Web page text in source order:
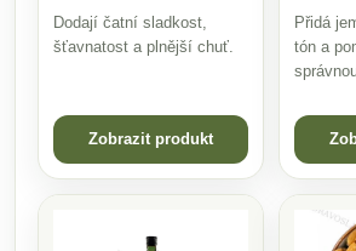
Dodají čatní sladkost,
šťavnatost a plnější chuť.
Zobrazit produkt
Přidá
tón a